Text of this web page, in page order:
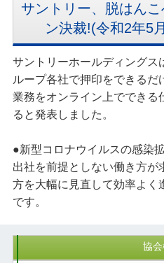
サントリー、脱はん
ン決裁!(令和2年5
サントリーホールディングス
ループ各社で押印をできる
業務をオンライン上でできる
ると発表しました。
●新型コロナウイルスの感染
出社を前提としない働き方が
方を大幅に見直して効率よく
です。
協